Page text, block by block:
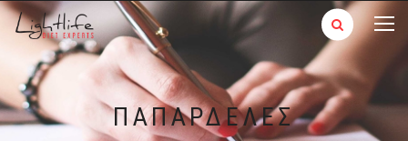
ΠΑΠΑΡΔΈΛΕΣ